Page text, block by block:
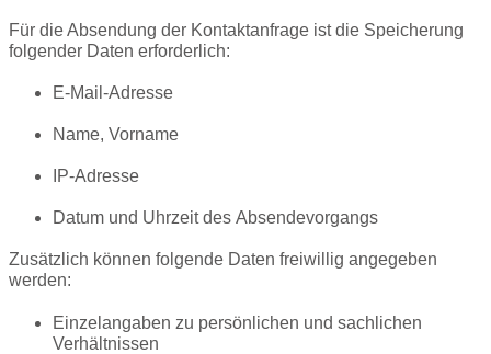
Für die Absendung der Kontaktanfrage ist die Speicherung
folgender Daten erforderlich:
E-Mail-Adresse
Name, Vorname
IP-Adresse
Datum und Uhrzeit des Absendevorgangs
Zusätzlich können folgende Daten freiwillig angegeben
werden:
Einzelangaben zu persönlichen und sachlichen
Verhältnissen